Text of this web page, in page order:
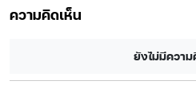
ความคิดเห็น
ยังไม่มีความ